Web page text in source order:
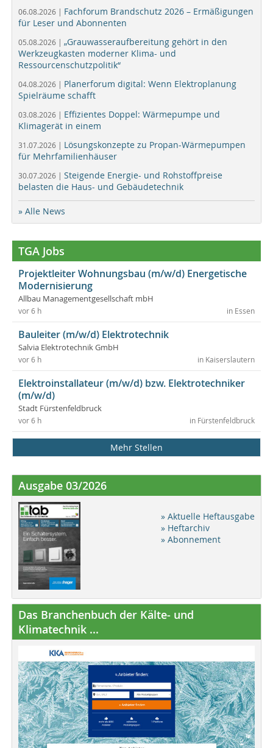
06.08.2026 | Fachforum Brandschutz 2026 – Ermäßigungen
für Leser und Abonnenten
05.08.2026 | „Grauwasseraufbereitung gehört in den
Werkzeugkasten moderner Klima- und
Ressourcenschutzpolitik“
04.08.2026 | Planerforum digital: Wenn Elektroplanung
Spielräume schafft
03.08.2026 | Effizientes Doppel: Wärmepumpe und
Klimagerät in einem
31.07.2026 | Lösungskonzepte zu Propan-Wärmepumpen
für Mehrfamilienhäuser
30.07.2026 | Steigende Energie- und Rohstoffpreise
belasten die Haus- und Gebäudetechnik
» Alle News
TGA Jobs
Projektleiter Wohnungsbau (m/w/d) Energetische
Modernisierung
Allbau Managementgesellschaft mbH
in Essen
vor 6 h
Bauleiter (m/w/d) Elektrotechnik
Salvia Elektrotechnik GmbH
in Kaiserslautern
vor 6 h
Elektroinstallateur (m/w/d) bzw. Elektrotechniker
(m/w/d)
Stadt Fürstenfeldbruck
in Fürstenfeldbruck
vor 6 h
Mehr Stellen
Ausgabe 03/2026
» Aktuelle Heftausgabe
» Heftarchiv
» Abonnement
Das Branchenbuch der Kälte- und
Klimatechnik ...